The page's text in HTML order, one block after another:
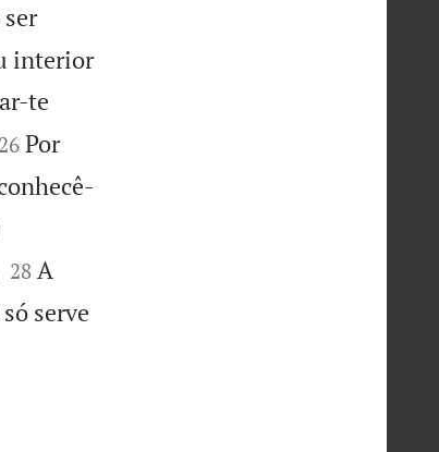
interior
te

26 Por

28 A
serve